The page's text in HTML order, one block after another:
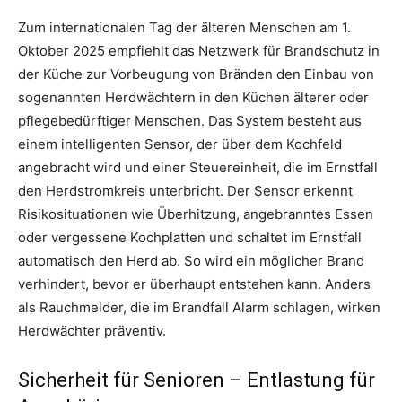
Zum internationalen Tag der älteren Menschen am 1.
Oktober 2025 empfiehlt das Netzwerk für Brandschutz in
der Küche zur Vorbeugung von Bränden den Einbau von
sogenannten Herdwächtern in den Küchen älterer oder
pflegebedürftiger Menschen. Das System besteht aus
einem intelligenten Sensor, der über dem Kochfeld
angebracht wird und einer Steuereinheit, die im Ernstfall
den Herdstromkreis unterbricht. Der Sensor erkennt
Risikosituationen wie Überhitzung, angebranntes Essen
oder vergessene Kochplatten und schaltet im Ernstfall
automatisch den Herd ab. So wird ein möglicher Brand
verhindert, bevor er überhaupt entstehen kann. Anders
als Rauchmelder, die im Brandfall Alarm schlagen, wirken
Herdwächter präventiv.
Sicherheit für Senioren – Entlastung für